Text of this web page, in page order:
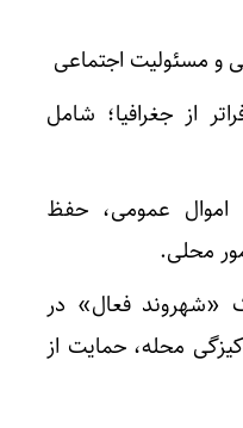
از جغرافیا؛ شامل
اموال عمومی، حفظ
محلی.
فعال» در
محله، حمایت از